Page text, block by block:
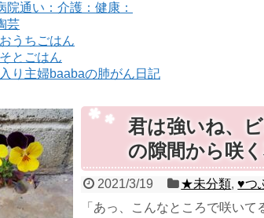
院通い：介護：健康：
芸
おうちごはん
そとごはん
り主婦baabaの肺がん日記
君は強いね、
の隙間から咲
2021/3/19 ★未分類,♥つ
「あっ、こんなところで咲い